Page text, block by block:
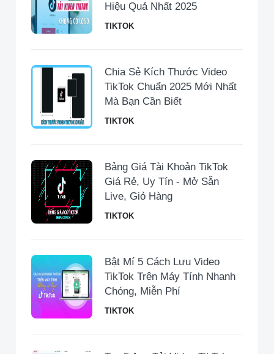
Hiệu Quả Nhất 2025
TIKTOK
Chia Sẻ Kích Thước Video
TikTok Chuẩn 2025 Mới Nhất
Mà Bạn Cần Biết
TIKTOK
Bảng Giá Tài Khoản TikTok
Giá Rẻ, Uy Tín - Mở Sẵn
Live, Giỏ Hàng
TIKTOK
Bật Mí 5 Cách Lưu Video
TikTok Trên Máy Tính Nhanh
Chóng, Miễn Phí
TIKTOK